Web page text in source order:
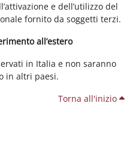
e dell’utilizzo del
fornito da soggetti terzi.
all’estero
in Italia e non saranno
in altri paesi.
Torna all'inizio